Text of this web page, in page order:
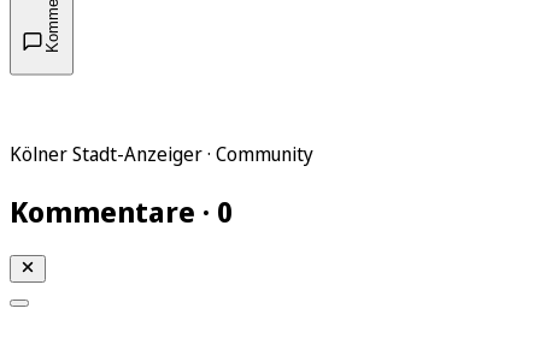
Kölner Stadt-Anzeiger · Community
Kommentare · 0